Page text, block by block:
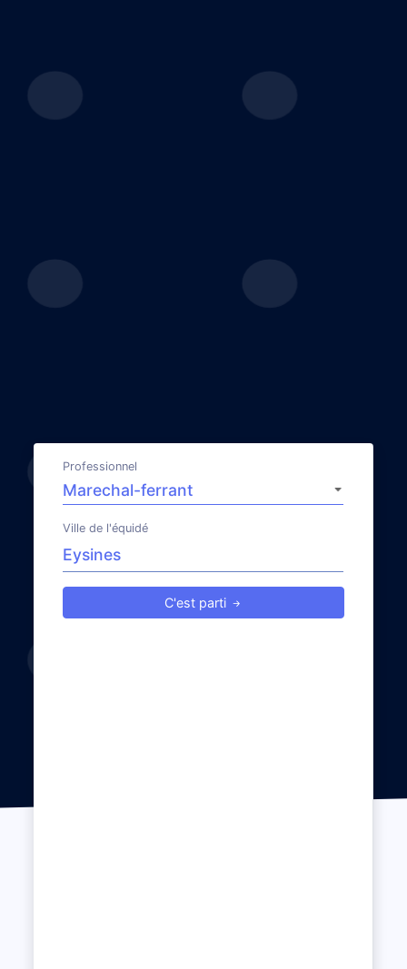
Professionnel
Ville de l'équidé
C'est parti